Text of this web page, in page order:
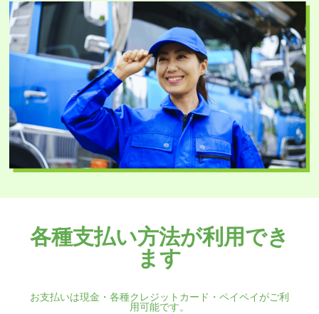
各種支払い方法が利用でき
ます
お支払いは現金・各種クレジットカード・ペイペイがご利
用可能です。